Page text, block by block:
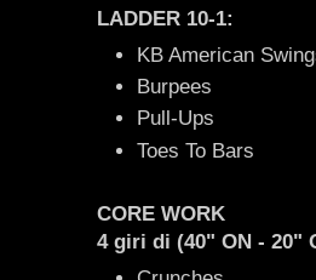
LADDER 10-1:
KB American
Burpees
Pull-Ups
Toes To Bars
CORE WORK
4 giri di (40" ON - 20"